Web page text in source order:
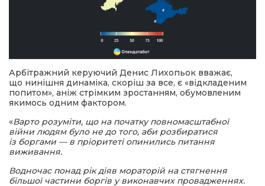
Арбітражний керуючий Денис Лихопьок вважає,
що нинішня динаміка, скоріш за все, є «відкладеним
попитом», аніж стрімким зростанням, обумовленим
якимось одним фактором.
«Варто розуміти, що на початку повномасштабної
війни людям було не до того, аби розбиратися
із боргами — в пріоритеті опинились питання
виживання.
Водночас понад рік діяв мораторій на стягнення
більшої частини боргів у виконавчих провадженнях.